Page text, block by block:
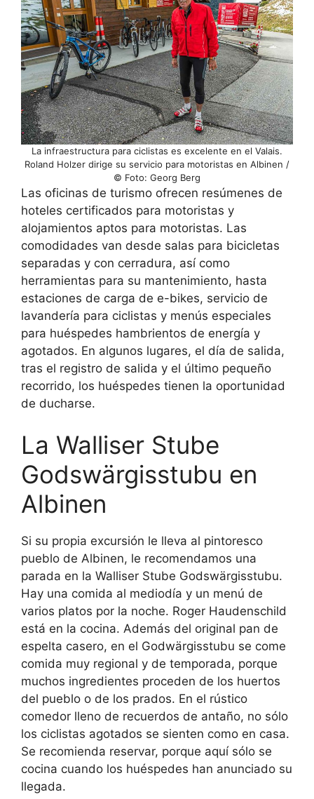
La infraestructura para ciclistas es excelente en el Valais.
Roland Holzer dirige su servicio para motoristas en Albinen /
© Foto: Georg Berg
Las oficinas de turismo ofrecen resúmenes de
hoteles certificados para motoristas y
alojamientos aptos para motoristas. Las
comodidades van desde salas para bicicletas
separadas y con cerradura, así como
herramientas para su mantenimiento, hasta
estaciones de carga de e-bikes, servicio de
lavandería para ciclistas y menús especiales
para huéspedes hambrientos de energía y
agotados. En algunos lugares, el día de salida,
tras el registro de salida y el último pequeño
recorrido, los huéspedes tienen la oportunidad
de ducharse.
La Walliser Stube
Godswärgisstubu en
Albinen
Si su propia excursión le lleva al pintoresco
pueblo de Albinen, le recomendamos una
parada en la Walliser Stube Godswärgisstubu.
Hay una comida al mediodía y un menú de
varios platos por la noche. Roger Haudenschild
está en la cocina. Además del original pan de
espelta casero, en el Godwärgisstubu se come
comida muy regional y de temporada, porque
muchos ingredientes proceden de los huertos
del pueblo o de los prados. En el rústico
comedor lleno de recuerdos de antaño, no sólo
los ciclistas agotados se sienten como en casa.
Se recomienda reservar, porque aquí sólo se
cocina cuando los huéspedes han anunciado su
llegada.